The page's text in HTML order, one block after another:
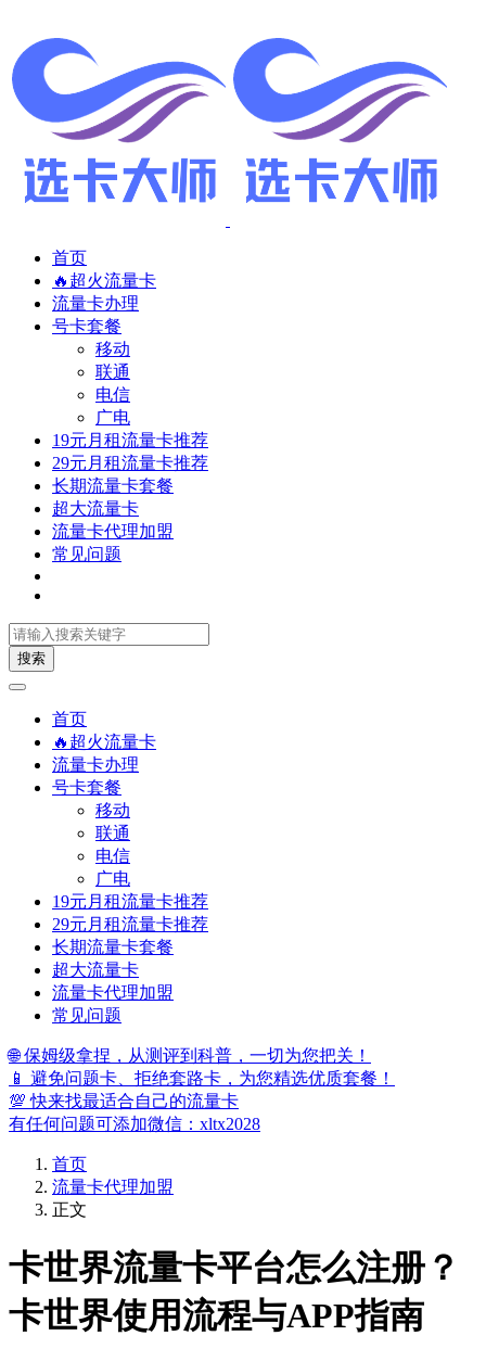
首页
🔥超火流量卡
流量卡办理
号卡套餐
移动
联通
电信
广电
19元月租流量卡推荐
29元月租流量卡推荐
长期流量卡套餐
超大流量卡
流量卡代理加盟
常见问题
搜索
首页
🔥超火流量卡
流量卡办理
号卡套餐
移动
联通
电信
广电
19元月租流量卡推荐
29元月租流量卡推荐
长期流量卡套餐
超大流量卡
流量卡代理加盟
常见问题
🌐 保姆级拿捏，从测评到科普，一切为您把关！
📱 避免问题卡、拒绝套路卡，为您精选优质套餐！
💯 快来找最适合自己的流量卡
有任何问题可添加微信：xltx2028
首页
流量卡代理加盟
正文
卡世界流量卡平台怎么注册？
卡世界使用流程与APP指南